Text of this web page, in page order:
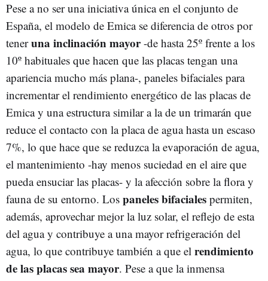
Pese a no ser una iniciativa única en el conjunto de
España, el modelo de Emica se diferencia de otros por
teneruna inclinación mayor-de hasta 25º frente a los
10º habituales que hacen que las placas tengan una
apariencia mucho más plana-, paneles bifaciales para
incrementar el rendimiento energético de las placas de
Emica y una estructura similar a la de un trimarán que
reduce el contacto con la placa de agua hasta un escaso
7%, lo que hace que se reduzca la evaporación de agua,
el mantenimiento -hay menos suciedad en el aire que
pueda ensuciar las placas- y la afección sobre la flora y
fauna de su entorno. Los paneles bifaciales permiten,
además, aprovechar mejor la luz solar, el reflejo de esta
del agua y contribuye a una mayor refrigeración del
agua, lo que contribuye también a que el rendimiento
de las placas sea mayor. Pese a que la inmensa